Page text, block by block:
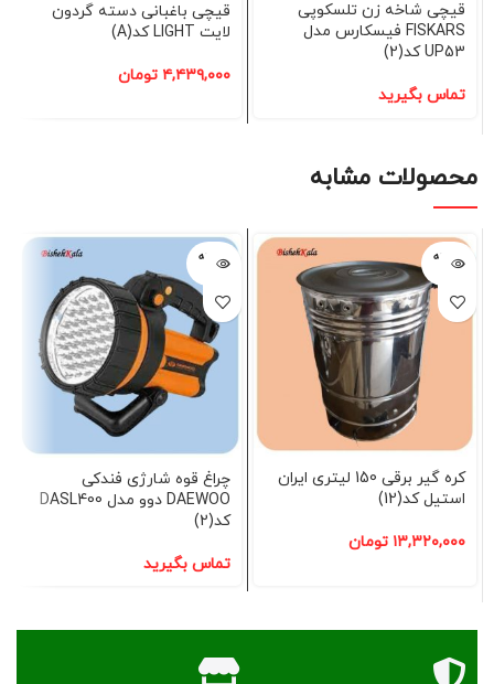
قیچی شاخه زن تلسکوپی
FISKARS فیسکارس مدل
UP53 کد(2)
تماس بگیرید
قیچی باغبانی دسته گردون
لایت LIGHT کد(A)
۴,۴۳۹,۰۰۰ تومان
محصولات مشابه
فروخته
شده
کره گیر برقی 150 لیتری ایران
استیل کد(12)
۱۳,۳۲۰,۰۰۰ تومان
فروخته
شده
چراغ قوه شارژی فندکی
DAEWOO دوو مدل DASL400
کد(2)
تماس بگیرید